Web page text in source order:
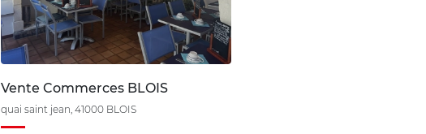
Vente Commerces BLOIS
quai saint jean, 41000 BLOIS